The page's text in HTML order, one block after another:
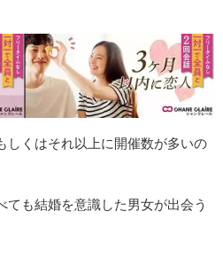
しくはそれ以上に開催数が多いの
ても結婚を意識した男女が出会う